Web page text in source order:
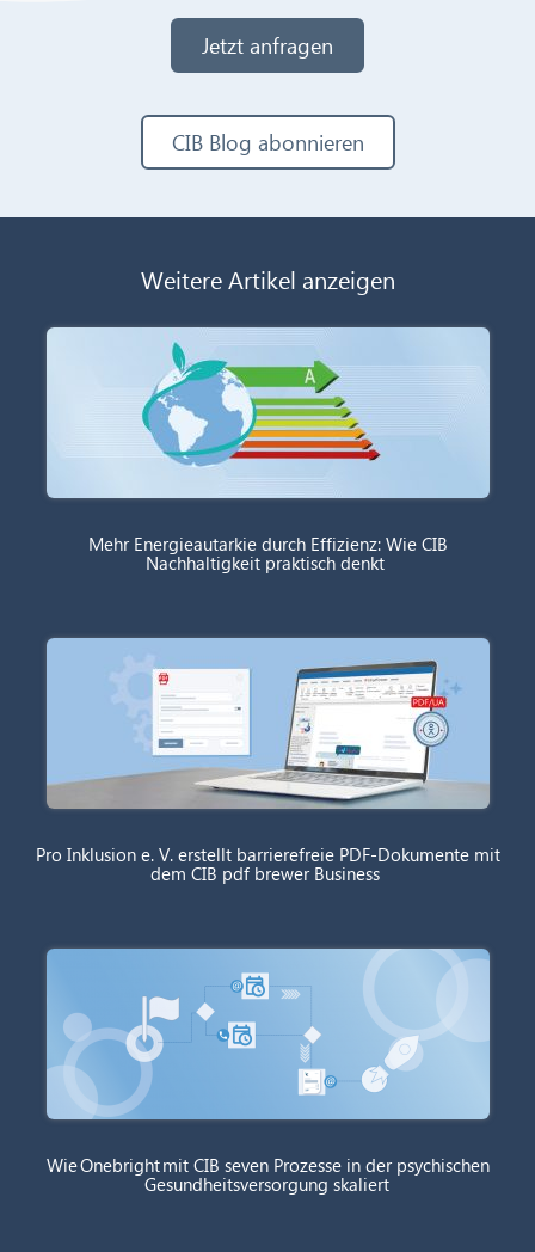
Jetzt anfragen
CIB Blog abonnieren
Weitere Artikel anzeigen
Mehr Energieautarkie durch Effizienz: Wie CIB
Nachhaltigkeit praktisch denkt
Pro Inklusion e. V. erstellt barrierefreie PDF-Dokumente mit
dem CIB pdf brewer Business
Wie Onebright mit CIB seven Prozesse in der psychischen
Gesundheitsversorgung skaliert